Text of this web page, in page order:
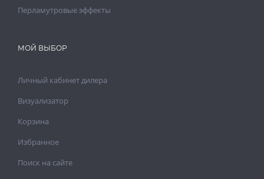
Перламутровые эффекты
МОЙ ВЫБОР
Личный кабинет дилера
Визуализатор
Корзина
Избранное
Поиск на сайте